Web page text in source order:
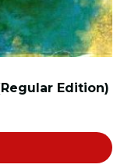
Edition)